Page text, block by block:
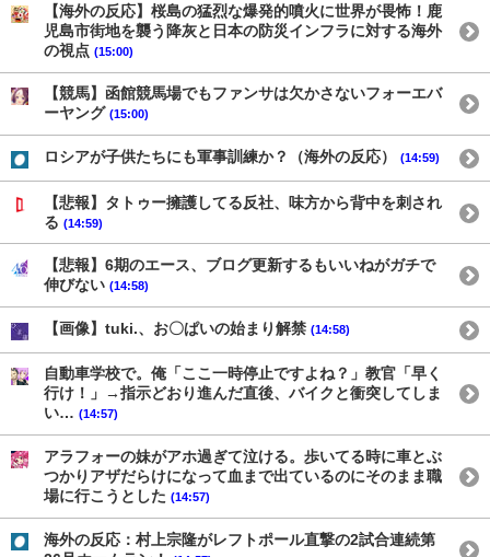
【海外の反応】桜島の猛烈な爆発的噴火に世界が畏怖！鹿
児島市街地を襲う降灰と日本の防災インフラに対する海外
の視点 (15:00)
【競馬】函館競馬場でもファンサは欠かさないフォーエバ
ーヤング (15:00)
ロシアが子供たちにも軍事訓練か？（海外の反応） (14:59)
【悲報】タトゥー擁護してる反社、味方から背中を刺され
る (14:59)
【悲報】6期のエース、ブログ更新するもいいねがガチで
伸びない (14:58)
【画像】tuki.、お〇ぱいの始まり解禁 (14:58)
自動車学校で。俺「ここ一時停止ですよね？」教官「早く
行け！」→指示どおり進んだ直後、バイクと衝突してしま
い… (14:57)
アラフォーの妹がアホ過ぎて泣ける。歩いてる時に車とぶ
つかりアザだらけになって血まで出ているのにそのまま職
場に行こうとした (14:57)
海外の反応：村上宗隆がレフトポール直撃の2試合連続第